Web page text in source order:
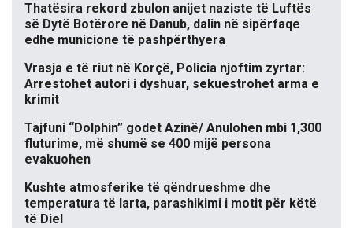
Thatësira rekord zbulon anijet naziste të Luftës
së Dytë Botërore në Danub, dalin në sipërfaqe
edhe municione të pashpërthyera
Vrasja e të riut në Korçë, Policia njoftim zyrtar:
Arrestohet autori i dyshuar, sekuestrohet arma e
krimit
Tajfuni “Dolphin” godet Azinë/ Anulohen mbi 1,300
fluturime, më shumë se 400 mijë persona
evakuohen
Kushte atmosferike të qëndrueshme dhe
temperatura të larta, parashikimi i motit për këtë
të Diel